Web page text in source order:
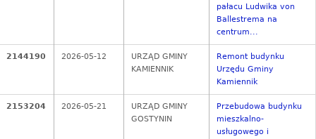
pałacu Ludwika von
Ballestrema na
centrum...
2144190 2026-05-12
URZĄD GMINY
KAMIENNIK
Remont budynku
Urzędu Gminy
Kamiennik
2153204 2026-05-21
URZĄD GMINY
GOSTYNIN
Przebudowa budynku
mieszkalno-
usługowego i